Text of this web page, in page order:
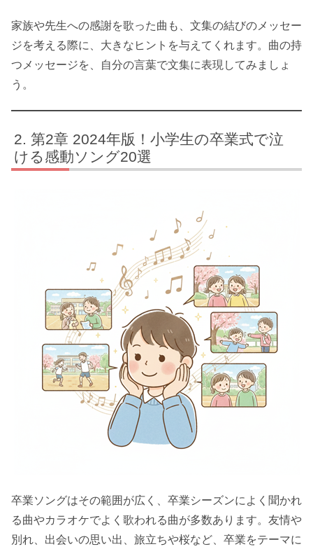
家族や先生への感謝を歌った曲も、文集の結びのメッセー
ジを考える際に、大きなヒントを与えてくれます。曲の持
つメッセージを、自分の言葉で文集に表現してみましょ
う。
第2章 2024年版！小学生の卒業式で泣
ける感動ソング20選
卒業ソングはその範囲が広く、卒業シーズンによく聞かれ
る曲やカラオケでよく歌われる曲が多数あります。友情や
別れ、出会いの思い出、旅立ちや桜など、卒業をテーマに